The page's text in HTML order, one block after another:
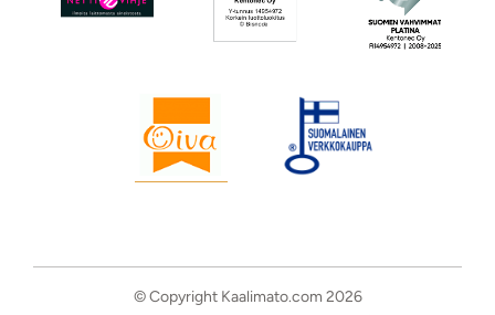
© Copyright Kaalimato.com 2026